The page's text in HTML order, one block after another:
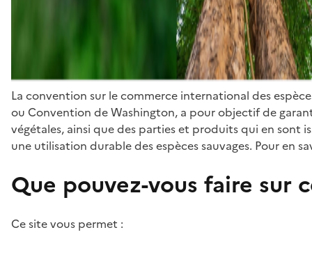
La convention sur le commerce international des
ou Convention de Washington, a pour objectif de
végétales, ainsi que des parties et produits qui en sont
une utilisation durable des espèces sauvages. Pour en
Que pouvez-vous faire sur
Ce site vous permet :